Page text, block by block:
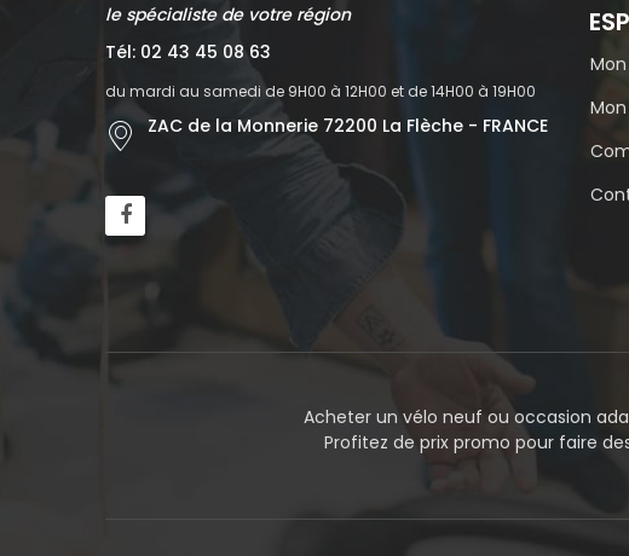
le spécialiste de votre région
Tél: 02 43 45 08 63
du mardi au samedi de 9H00 à 12H00 et de 14H00 à 19H00
ZAC de la Monnerie 72200 La Flèche - FRANCE
Acheter un vélo neuf ou occasion
Profitez de prix promo pour faire